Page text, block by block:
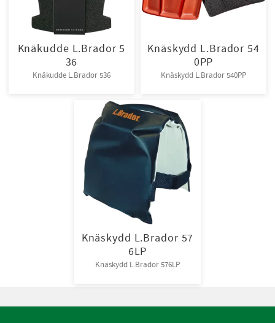
Knäkudde L.Brador 5
36
Knäkudde L.Brador 536
Knäskydd L.Brador 54
0PP
Knäskydd L.Brador 540PP
Knäskydd L.Brador 57
6LP
Knäskydd L.Brador 576LP